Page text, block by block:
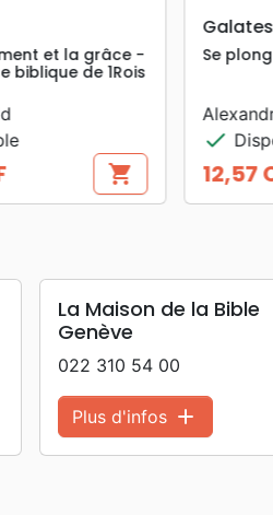
APERÇU RAPIDE
Le Retour de Jésus-
20,96 CHF
La Maison de la Bible
Genève
022 310 54 00
Plus d'infos add